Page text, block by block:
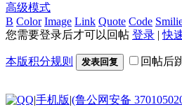
高级模式
B Color Image Link Quote Code
您需要登录后才可以回帖 登录 |快
本版积分规则 发表回复 回帖后
|手机版|(鲁公网安备